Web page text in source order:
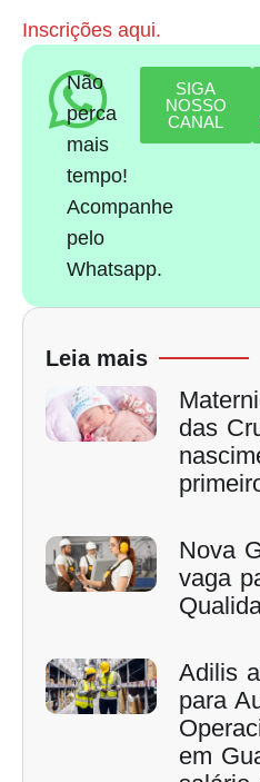
Inscrições aqui.
Não
perca
mais
tempo!
Acompanhe
pelo
Whatsapp.
SIGA
NOSSO
CANAL
Leia mais
das
Nova
vaga
Adilis
para
em